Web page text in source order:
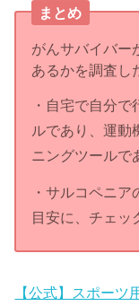
まとめ
がんサバイバー
あるかを調査し
・自宅で自分
ルであり、運動
ニングツールで
・サルコペニ
目安に、チェッ
【公式】スポー